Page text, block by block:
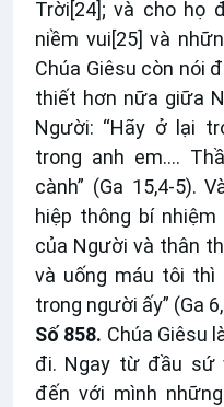
Trời[24]; và cho họ
niềm vui[25] và
Chúa Giêsu còn nói
thiết hơn nữa giữa
Người: “Hãy ở lại
trong anh em….
cành” (Ga 15,4-5).
hiệp thông bí
của Người và thân
và uống máu tôi
trong người ấy” (Ga
Số 858. Chúa Giêsu
đi. Ngay từ đầu sứ
đến với mình